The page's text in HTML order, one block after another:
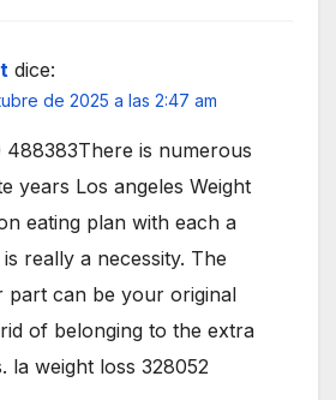
dice:
de 2025 a las 2:47 am
488383There is numerous
years Los angeles Weight
eating plan with each a
really a necessity. The
part can be your original
of belonging to the extra
la weight loss 328052